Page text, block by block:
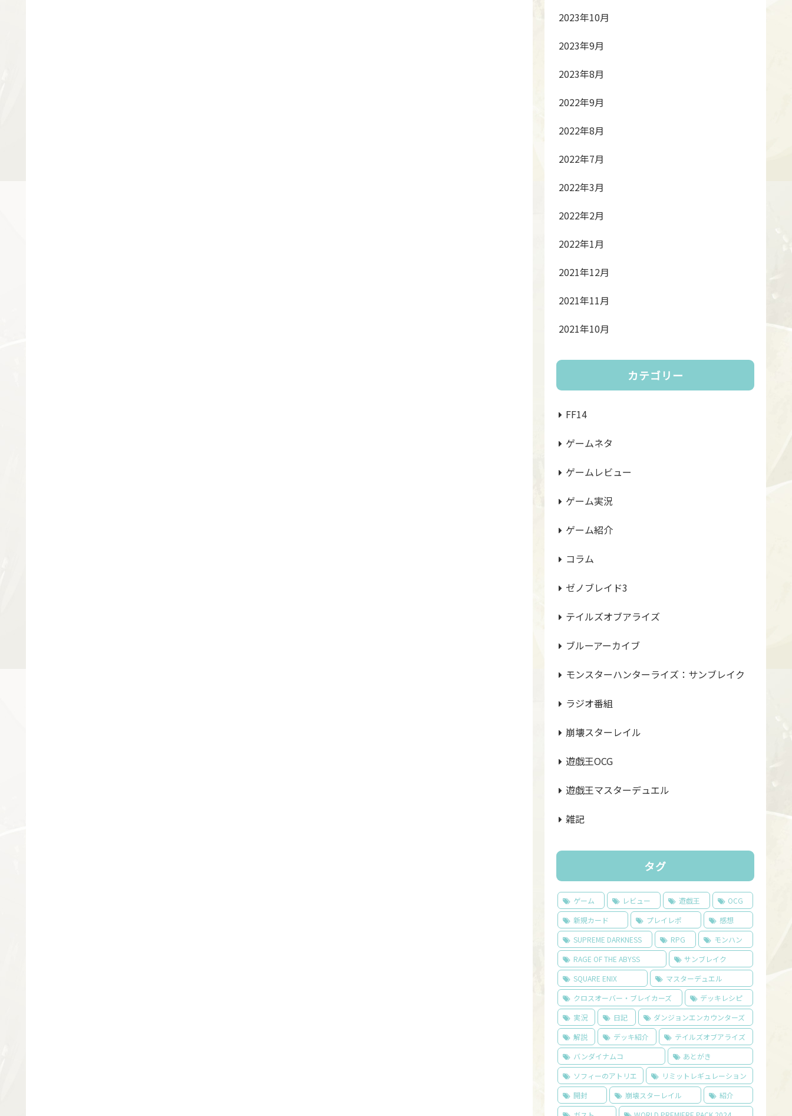
2023年10月
2023年9月
2023年8月
2022年9月
2022年8月
2022年7月
2022年3月
2022年2月
2022年1月
2021年12月
2021年11月
2021年10月
カテゴリー
FF14
ゲームネタ
ゲームレビュー
ゲーム実況
ゲーム紹介
コラム
ゼノブレイド3
テイルズオブアライズ
ブルーアーカイブ
モンスターハンターライズ：サンブレイク
ラジオ番組
崩壊スターレイル
遊戯王OCG
遊戯王マスターデュエル
雑記
タグ
ゲーム レビュー 遊戯王
OCG
新規カード
プレイレポ
感想
SUPREME DARKNESS
RPG
モンハン
RAGE OF THE ABYSS
サンブレイク
SQUARE ENIX
マスターデュエル
クロスオーバー・ブレイカーズ
デッキレシピ
実況
日記
ダンジョンエンカウンターズ
解説
デッキ紹介
テイルズオブアライズ
バンダイナムコ
あとがき
ソフィーのアトリエ
リミットレギュレーション
開封
崩壊スターレイル
紹介